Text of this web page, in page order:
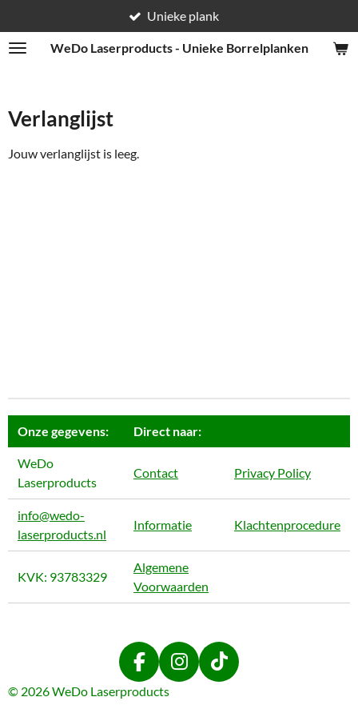
direct
naar
WeDo Laserproducts - Unieke Borrelplanken
Unieke plank
Verlanglijst
Jouw verlanglijst is leeg.
Onze gegevens: Direct naar:
WeDo
Laserproducts
Contact Privacy Policy
info@wedo-
laserproducts.nl
Informatie Klachtenprocedure
KVK: 93783329
Algemene
Voorwaarden
F
a
I
T
© 2026 WeDo Laserproducts